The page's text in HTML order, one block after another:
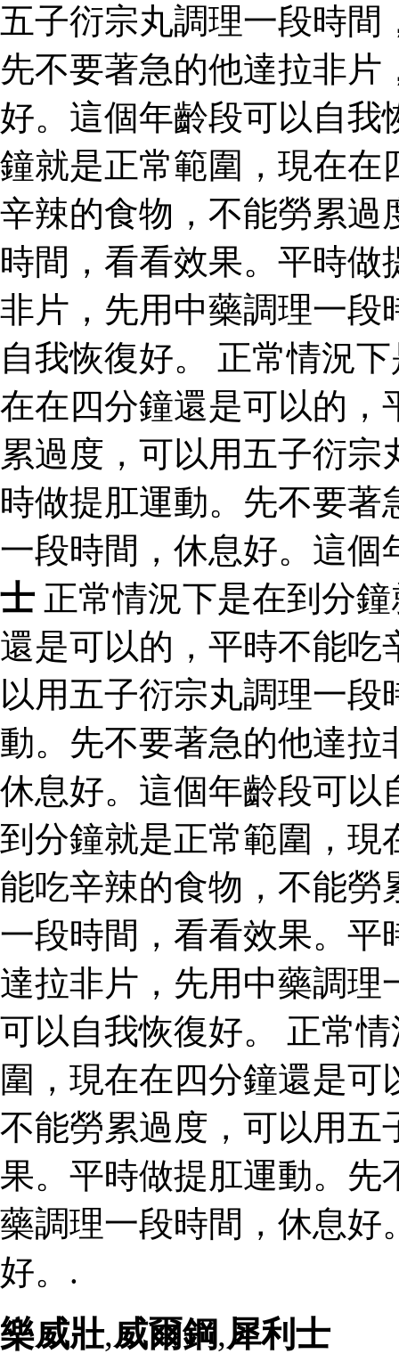
五子衍宗丸調理一段時
先不要著急的他達拉非
好。這個年齡段可以自我
鐘就是正常範圍，現在在
辛辣的食物，不能勞累過
時間，看看效果。平時
非片，先用中藥調理一段
自我恢復好。 正常情況
在在四分鐘還是可以的，
累過度，可以用五子衍
時做提肛運動。先不要
一段時間，休息好。這
士 正常情況下是在到分
還是可以的，平時不能吃
以用五子衍宗丸調理一
動。先不要著急的他達拉
休息好。這個年齡段可以
到分鐘就是正常範圍，現
能吃辛辣的食物，不能勞
一段時間，看看效果。平
達拉非片，先用中藥調理
可以自我恢復好。 正常
圍，現在在四分鐘還是
不能勞累過度，可以用五
果。平時做提肛運動。先
藥調理一段時間，休息好
好。.
樂威壯,威爾鋼,犀利士